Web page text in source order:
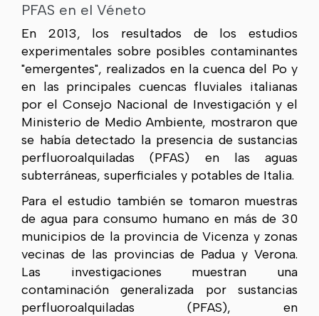
PFAS en el Véneto
En 2013, los resultados de los estudios
experimentales sobre posibles contaminantes
"emergentes", realizados en la cuenca del Po y
en las principales cuencas fluviales italianas
por el Consejo Nacional de Investigación y el
Ministerio de Medio Ambiente, mostraron que
se había detectado la presencia de sustancias
perfluoroalquiladas (PFAS) en las aguas
subterráneas, superficiales y potables de Italia.
Para el estudio también se tomaron muestras
de agua para consumo humano en más de 30
municipios de la provincia de Vicenza y zonas
vecinas de las provincias de Padua y Verona.
Las investigaciones muestran una
contaminación generalizada por sustancias
perfluoroalquiladas (PFAS), en